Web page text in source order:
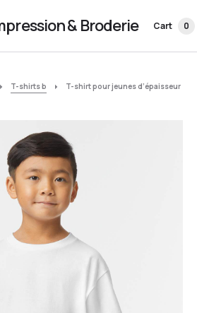
& Broderie Cart 0
T-shirts b
T-shirt pour jeunes d’épaisseur